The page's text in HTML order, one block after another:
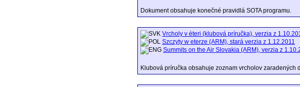
Dokument obsahuje konečné pravidlá SOTA programu.
Vrcholy v éteri (klubová príručka), verzia z
Szczyty w eterze (ARM), stará verzia z 1.12.2011
Summits on the Air Slovakia (ARM), verzia z
Klubová príručka obsahuje zoznam vrcholov zaradených